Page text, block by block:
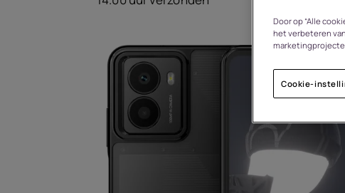
Over
Recycling van apparaten
Zelfreparatie
Français|Dutch)
Door op “Alle
het verbeteren
Cookie-